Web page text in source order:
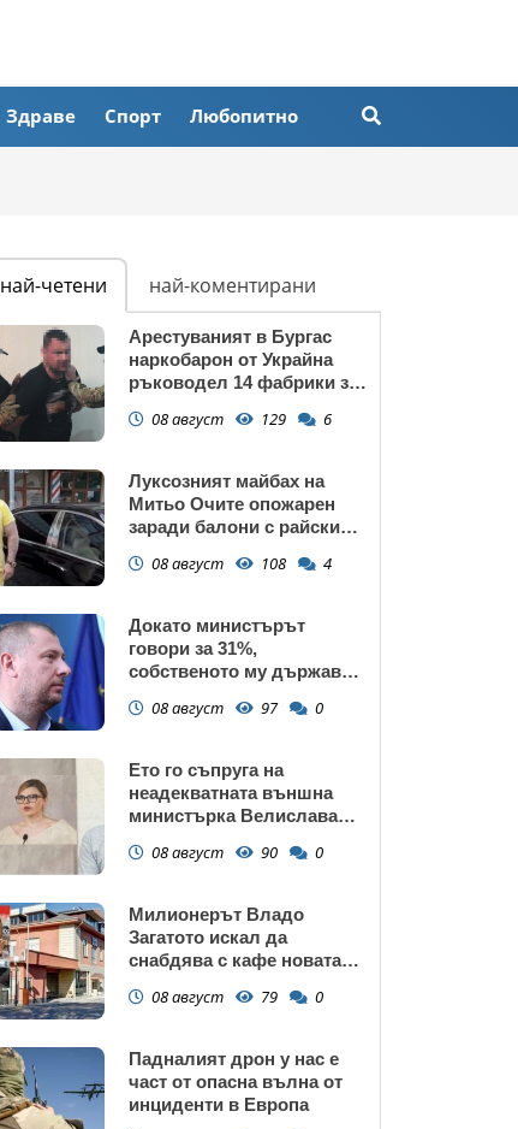
Здраве Спорт Любопитно
най-четени най-коментирани
Арестуваният в Бургас
наркобарон от Украйна
ръководел 14 фабрики за
08 август 129 6
Луксозният майбах на
Митьо Очите опожарен
заради балони с райски
08 август 108 4
Докато министърът
говори за 31%,
собственото му държавно
крадецът вика дръжте
08 август 97 0
Ето го съпруга на
неадекватната външна
министърка Велислава
08 август 90 0
Милионерът Владо
Загатото искал да
снабдява с кафе новата
08 август 79 0
Падналият дрон у нас е
част от опасна вълна от
инциденти в Европа